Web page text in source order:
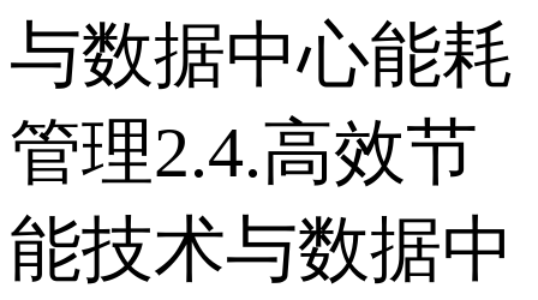
与数据中心能耗
管理 2.4.高效节
能技术与数据中